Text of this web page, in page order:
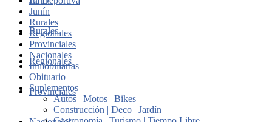
Rurales
Regionales
Provinciales
Junín
Rurales
Regionales
Provinciales
Nacionales
Inmobiliarias
Obituario
Suplementos
Autos | Motos | Bikes
Construcción | Deco | Jardín